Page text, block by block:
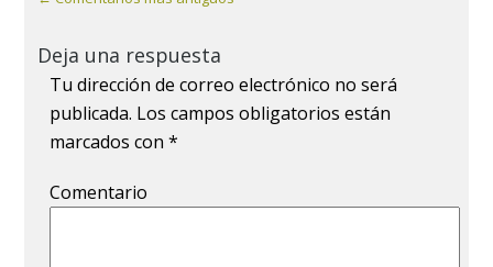
Deja una respuesta
Tu dirección de correo electrónico no será
publicada. Los campos obligatorios están
marcados con*
Comentario